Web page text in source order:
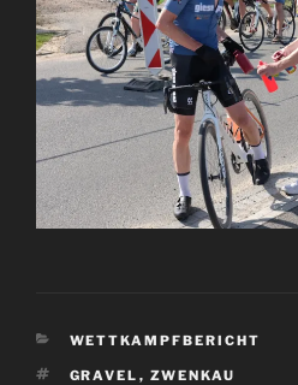
KATEGORIEN
WETTKAMPFBERICHT
SCHLAGWÖRTER
GRAVEL , ZWENKAU